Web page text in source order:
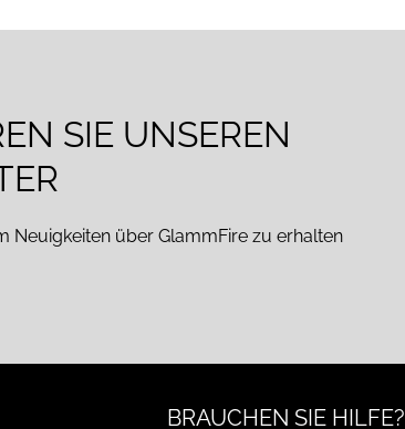
SIE UNSEREN
Neuigkeiten über GlammFire zu erhalten
BRAUCHEN SIE HILFE?